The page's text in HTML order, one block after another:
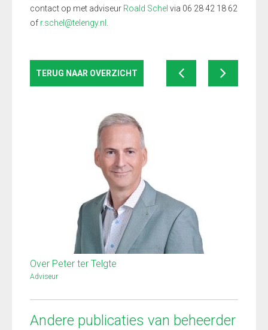
contact op met adviseur Roald Schel via 06 28 42 18 62
of r.schel@telengy.nl .
TERUG NAAR OVERZICHT
Over Peter ter Telgte
Adviseur
Andere publicaties van beheerder